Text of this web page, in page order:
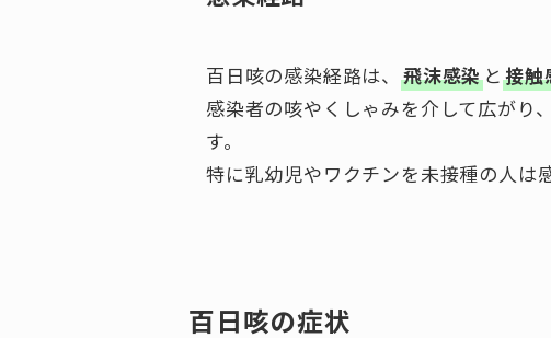
百日咳の感染経路は、 飛沫感染と接触
感染者の咳やくしゃみを介して広がり
す。
特に乳幼児やワクチンを未接種の人は
百日咳の症状